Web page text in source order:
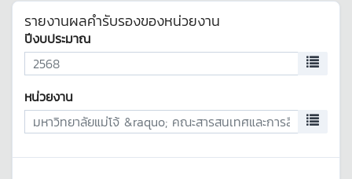
รายงานผลคำรับรองของหน่วยงาน
ปีงบประมาณ
หน่วยงาน